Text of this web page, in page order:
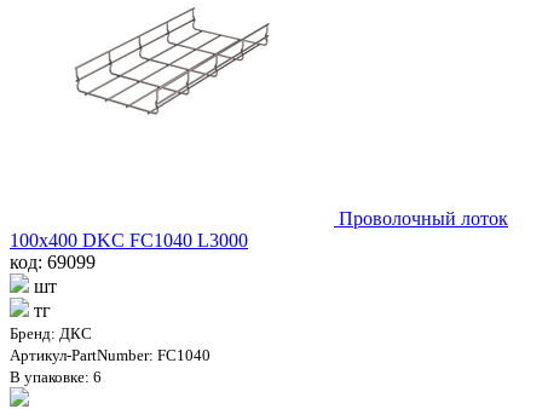
Проволочный лоток
100х400 DKC FC1040 L3000
код: 69099
шт
тг
Бренд: ДКС
Артикул-PartNumber: FC1040
В упаковке: 6